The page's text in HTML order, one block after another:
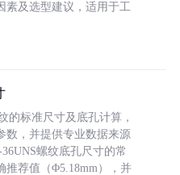
素及选型建议，适用于工
的标准尺寸及底孔计算，
数，并提供专业数据来源
螺纹底孔尺寸的常
推荐值（Φ5.18mm），并